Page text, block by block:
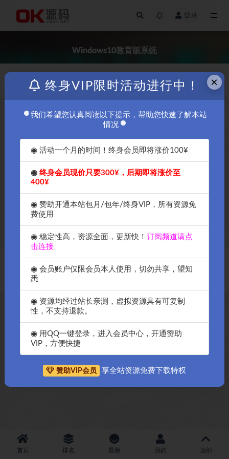
登录
Windows10教育版系统
价格 发布日期
Windows10企业版系统，
Windows10专业版系统，
Windows10教育版系统，
Windows10家庭版系统，OK源
Copyright © 2018-2026 OK源码中国资源网 -All rights reserved|
首页 排名 最新 我的 顶部
×
终身VIP限时活动进行中！
我们希望您认真阅读以下提示，帮助您快速了解本站
情况
◉ 活动一个月的时间！终身会员即将涨价100¥
◉终身会员现价只要300¥，后期即将涨价至
400¥
◉ 赞助开通本站包月/包年/终身VIP，所有资源免
费使用
◉ 稳定性高，资源全面，更新快！订阅频道请点
击连接
◉ 会员账户仅限会员本人使用，切勿共享，望知
悉
◉ 资源均经过站长亲测，虚拟资源具有可复制
性，不支持退款。
◉ 用QQ一键登录，进入会员中心，开通赞助
VIP，方便快捷
赞助VIP会员 享全站资源免费下载特权